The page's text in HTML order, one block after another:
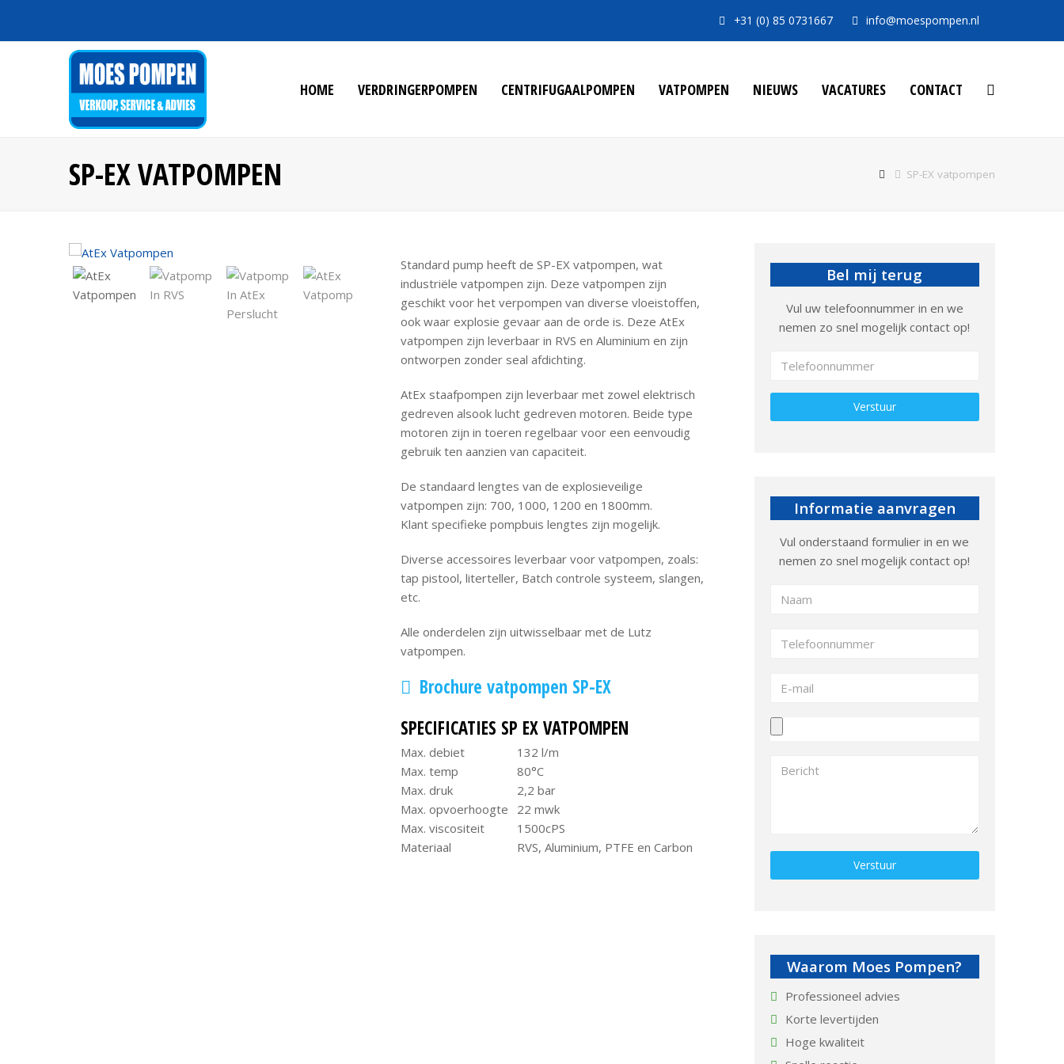
+31 (0) 85 0731667 info@moespompen.nl
HOME VERDRINGERPOMPEN CENTRIFUGAALPOMPEN VATPOMPEN NIEUWS VACATURES CONTACT
SP-EX VATPOMPEN SP-EX vatpompen
Standard pump heeft de SP-EX vatpompen, wat
industriële vatpompen zijn. Deze vatpompen zijn
geschikt voor het verpompen van diverse vloeistoffen,
ook waar explosie gevaar aan de orde is. Deze AtEx
vatpompen zijn leverbaar in RVS en Aluminium en zijn
ontworpen zonder seal afdichting.
AtEx staafpompen zijn leverbaar met zowel elektrisch
gedreven alsook lucht gedreven motoren. Beide type
motoren zijn in toeren regelbaar voor een eenvoudig
gebruik ten aanzien van capaciteit.
De standaard lengtes van de explosieveilige
vatpompen zijn: 700, 1000, 1200 en 1800mm.
Klant specifieke pompbuis lengtes zijn mogelijk.
Diverse accessoires leverbaar voor vatpompen, zoals:
tap pistool, literteller, Batch controle systeem, slangen,
etc.
Alle onderdelen zijn uitwisselbaar met de Lutz
vatpompen.
Brochure vatpompen SP-EX
SPECIFICATIES SP EX VATPOMPEN
Max. debiet
132 l/m
Max. temp
80°C
Max. druk
2,2 bar
Max. opvoerhoogte
22 mwk
Max. viscositeit
1500cPS
Materiaal
RVS, Aluminium, PTFE en Carbon
Bel mij terug
Vul uw telefoonnummer in en we
nemen zo snel mogelijk contact op!
Gelieve dit veld leeg te laten.
Informatie aanvragen
Vul onderstaand formulier in en we
nemen zo snel mogelijk contact op!
Gelieve dit veld leeg te laten.
Waarom Moes Pompen?
Professioneel advies
Korte levertijden
Hoge kwaliteit